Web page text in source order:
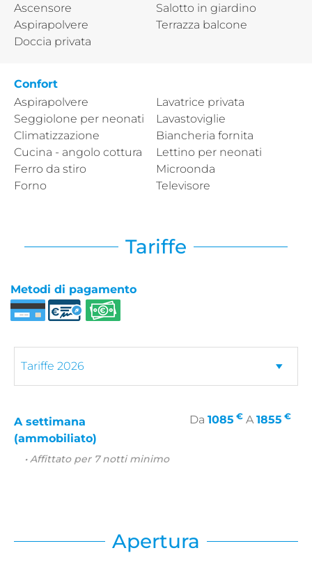
Ascensore
Aspirapolvere
Doccia privata
Salotto in giardino
Terrazza balcone
Confort
Aspirapolvere
Seggiolone per neonati
Climatizzazione
Cucina - angolo cottura
Ferro da stiro
Forno
Lavatrice privata
Lavastoviglie
Biancheria fornita
Lettino per neonati
Microonda
Televisore
Tariffe
Metodi di pagamento
A settimana
(ammobiliato)
Da 1085 € A 1855 €
• Affittato per 7 notti minimo
Apertura